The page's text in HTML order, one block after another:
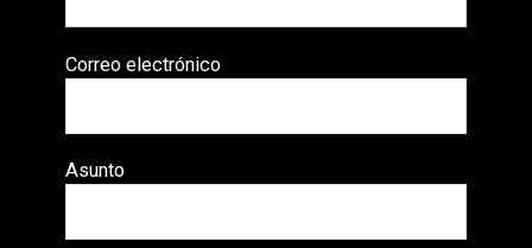
Correo electrónico
Asunto